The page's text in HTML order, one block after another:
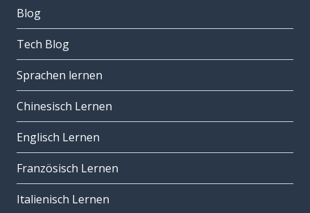
Blog
Tech Blog
Sprachen lernen
Chinesisch Lernen
Englisch Lernen
Französisch Lernen
Italienisch Lernen